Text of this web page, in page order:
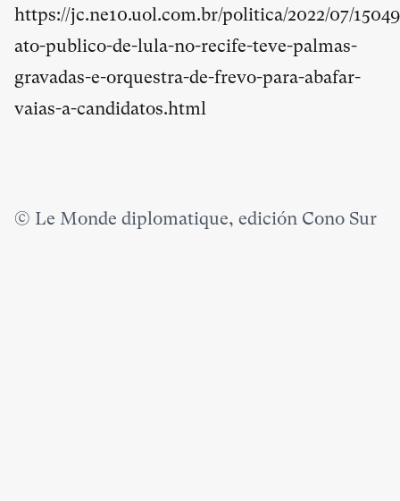
https://jc.ne10.uol.com.br/politica/2022/07/
ato-publico-de-lula-no-recife-teve-palmas-
gravadas-e-orquestra-de-frevo-para-abafar-
vaias-a-candidatos.html
© Le Monde diplomatique, edición Cono Sur